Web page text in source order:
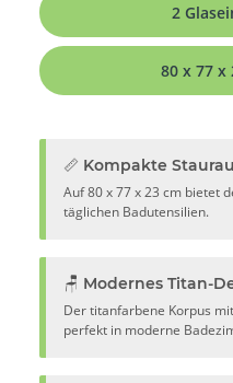
2
80 x 77 x
📏 Kompakte
Auf 80 x 77 x 23 cm bietet
täglichen Badutensilien.
🪑 Modernes Titan-
Der titanfarbene Korpus
perfekt in moderne